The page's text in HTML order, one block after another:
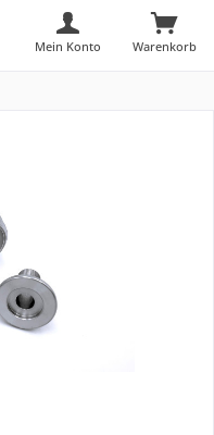
Warenkorb
Mein Konto